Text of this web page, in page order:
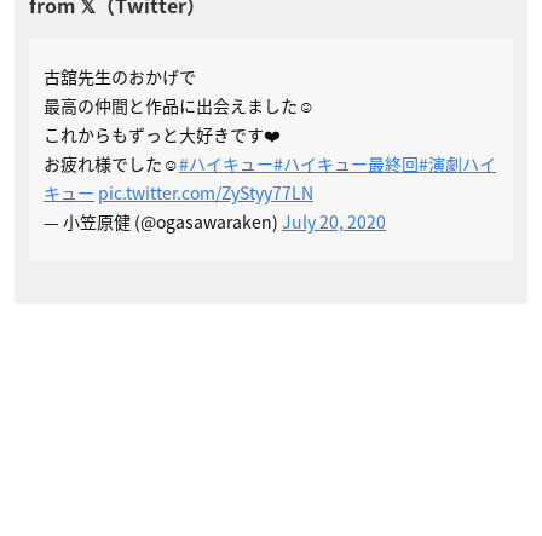
古舘先生のおかげで
最高の仲間と作品に出会えました☺️
これからもずっと大好きです❤️
お疲れ様でした☺️#ハイキュー#ハイキュー最終回#演劇ハイ
キュー pic.twitter.com/ZyStyy77LN
— 小笠原健 (@ogasawaraken) July 20, 2020